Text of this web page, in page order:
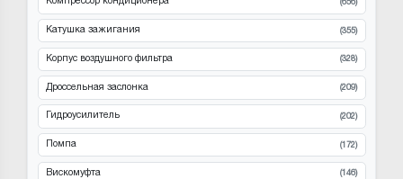
(656)
Катушка зажигания (355)
Корпус воздушного фильтра (328)
Дроссельная заслонка (209)
Гидроусилитель (202)
Помпа (172)
Вискомуфта (146)